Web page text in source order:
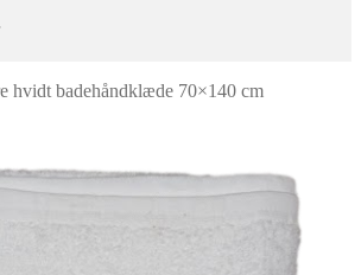
hvidt badehåndklæde 70×140 cm